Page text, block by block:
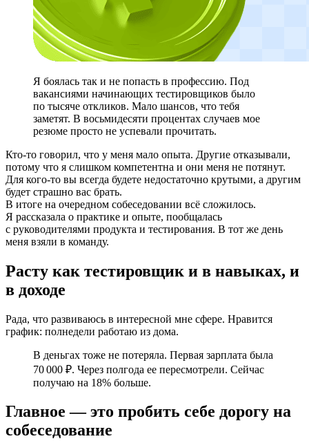
Я боялась так и не попасть в профессию. Под
вакансиями начинающих тестировщиков было
по тысяче откликов. Мало шансов, что тебя
заметят. В восьмидесяти процентах случаев мое
резюме просто не успевали прочитать.
Кто-то говорил, что у меня мало опыта. Другие отказывали,
потому что я слишком компетентна и они меня не потянут.
Для кого-то вы всегда будете недостаточно крутыми, а другим
будет страшно вас брать.
В итоге на очередном собеседовании всё сложилось.
Я рассказала о практике и опыте, пообщалась
с руководителями продукта и тестирования. В тот же день
меня взяли в команду.
Расту как тестировщик и в навыках, и
в доходе
Рада, что развиваюсь в интересной мне сфере. Нравится
график: полнедели работаю из дома.
В деньгах тоже не потеряла. Первая зарплата была
70 000 ₽. Через полгода ее пересмотрели. Сейчас
получаю на 18% больше.
Главное — это пробить себе дорогу на
собеседование